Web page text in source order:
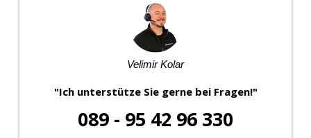
Velimir Kolar
"Ich unterstütze Sie gerne bei Fragen!"
089 - 95 42 96 330